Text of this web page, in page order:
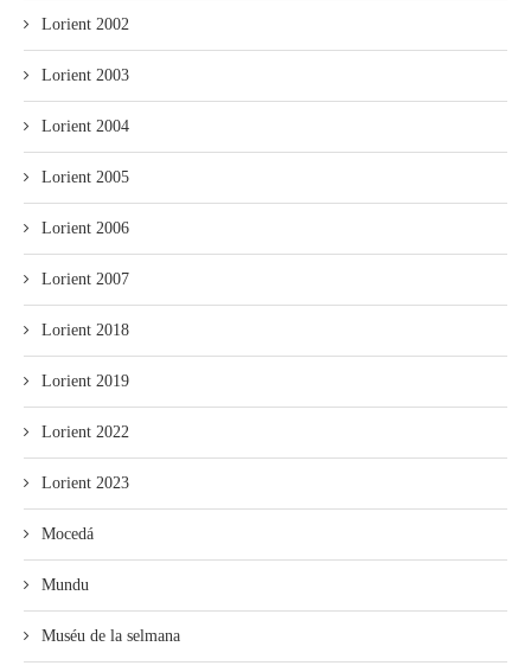
Lorient 2002
Lorient 2003
Lorient 2004
Lorient 2005
Lorient 2006
Lorient 2007
Lorient 2018
Lorient 2019
Lorient 2022
Lorient 2023
Mocedá
Mundu
Muséu de la selmana